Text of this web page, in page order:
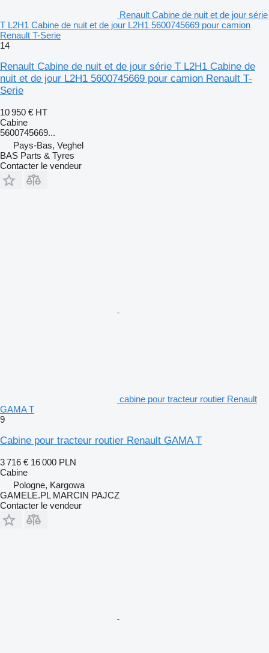
Renault Cabine de nuit et de jour série
T L2H1 Cabine de nuit et de jour L2H1 5600745669 pour camion
Renault T-Serie
14
Renault Cabine de nuit et de jour série T L2H1 Cabine de
nuit et de jour L2H1 5600745669 pour camion Renault T-
Serie
10 950 € HT
Cabine
5600745669...
Pays-Bas, Veghel
BAS Parts & Tyres
Contacter le vendeur
cabine pour tracteur routier Renault
GAMA T
9
Cabine pour tracteur routier Renault GAMA T
3 716 € 16 000 PLN
Cabine
Pologne, Kargowa
GAMELE.PL MARCIN PAJCZ
Contacter le vendeur